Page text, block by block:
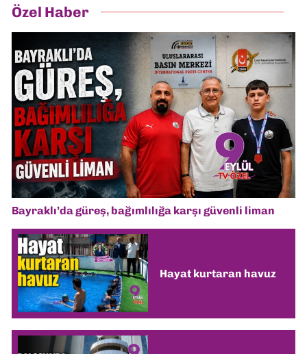
Özel Haber
Bayraklı’da güreş, bağımlılığa karşı güvenli liman
Hayat kurtaran havuz